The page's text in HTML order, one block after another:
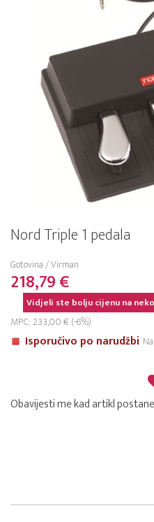
Nord Triple 1 pedala
Gotovina / Virman
218,79 €
Vidjeli ste bolju cijenu na
MPC: 233,00 € (-6%)
Isporučivo po narudžbi
Obavijesti me kad artikl